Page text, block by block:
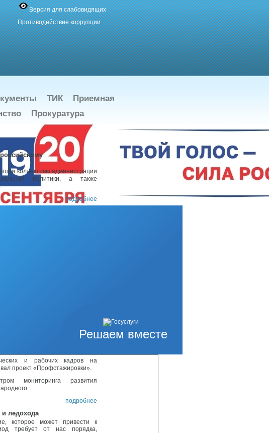
Версия для слабовидящих
Противодействие коррупции
ТИК
Приемная
Прокуратура
Решаем вместе
коллективы администрации
политики, а также
подробнее
и рабочих кадров на
проект «Профстажировки».
мониторинга развития
подробнее
ледохода
которое может привести к
требует от нас порядка,